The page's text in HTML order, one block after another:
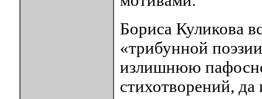
Бориса Куликова
«трибунной
излишнюю
стихотворений,